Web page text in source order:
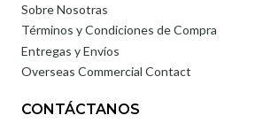
Sobre Nosotras
Términos y Condiciones de Compra
Entregas y Envíos
Overseas Commercial Contact
CONTÁCTANOS